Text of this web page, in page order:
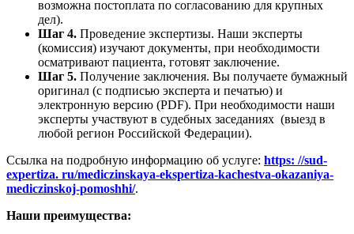
возможна постоплата по согласованию для крупных
дел).
Шаг 4. Проведение экспертизы. Наши эксперты
(комиссия) изучают документы, при необходимости
осматривают пациента, готовят заключение.
Шаг 5. Получение заключения. Вы получаете бумажный
оригинал (с подписью эксперта и печатью) и
электронную версию (PDF). При необходимости наши
эксперты участвуют в судебных заседаниях (выезд в
любой регион Российской Федерации).
Ссылка на подробную информацию об услуге: https: //sud-
expertiza. ru/mediczinskaya-ekspertiza-kachestva-okazaniya-
mediczinskoj-pomoshhi/.
Наши преимущества: